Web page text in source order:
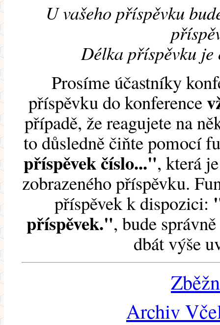
U vašeho příspěvku
Délka příspěvku je
Prosíme účastníky
příspěvku do konference
případě, že reagujete na
to důsledně čiňte pomocí
příspěvek číslo...", která
zobrazeného příspěvku.
příspěvek k dispozici:
příspěvek.", bude
dbát výše
Archiv